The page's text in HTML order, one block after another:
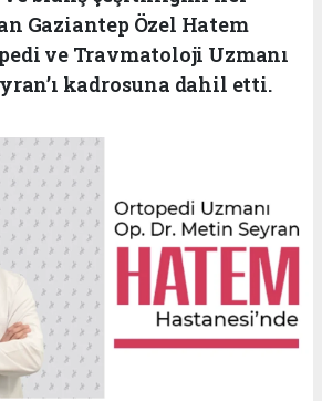
Gaziantep Özel Hatem
ve Travmatoloji Uzmanı
kadrosuna dahil etti.